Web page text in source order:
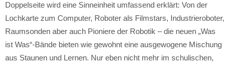
Doppelseite wird eine Sinneinheit umfassend erklärt: Von der
Lochkarte zum Computer, Roboter als Filmstars, Industrieroboter,
Raumsonden aber auch Pioniere der Robotik – die neuen „Was
ist Was“-Bände bieten wie gewohnt eine ausgewogene Mischung
aus Staunen und Lernen. Nur eben nicht mehr im schulischen,